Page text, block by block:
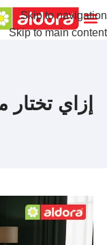
Skip to navigation
Skip to main content
إزاي